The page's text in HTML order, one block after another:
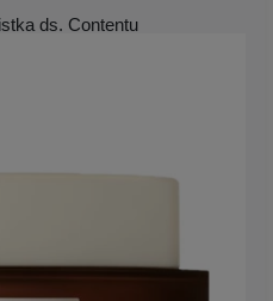
ds. Contentu